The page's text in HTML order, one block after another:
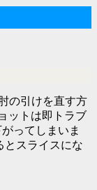
の引けを直す方
ットは即トラブ
ってしまいま
とスライスにな